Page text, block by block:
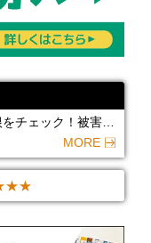
した。
雨漏りを見逃さな
料 相談会のご案内
おしゃれな外壁色
る効果もあるカラ
チェック！被害を
浄と比較してわか
濃いブルーで鮮やか
した。
雨漏りを見逃さな
相談会のご案内
おしゃれな外壁色
る効果もあるカラ
MORE